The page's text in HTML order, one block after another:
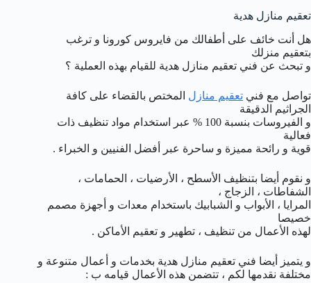
تعقيم منازل هدية
هل أنت خائف على أطفالك من فايروس كورونا و ترغب
بتعقيم منزلك
و تبحث عن فني تعقيم منازل هدية للقيام بهذه العملية ؟
تواصل مع فني تعقيم منازل المختص بالقضاء على كافة
الجراثيم الدقيقة
و الفيروسات بنسبة 100 % عبر استخدام مواد تنظيف ذات
فعالية
قوية و رائحة مميزة و ساحرة عبر أفضل الفنيين و الخبراء .
و نقوم أيضا بتنظيف الأسطح ، الأرضيات ، الحمامات ،
الشفاطات ، الزجاج ،
المرايا ، الأبواب و الشبابيك باستخدام معدات و أجهزة مصمم
خصيصا
لهذه الأعمال من تنظيف ، تطهير و تعقيم الأماكن .
و يتميز أيضا فني تعقيم منازل هدية بخدمات و أعمال متنوعة و
مختلفة نقدمها لكم ، تتضمن هذه الأعمال قيامه ب :